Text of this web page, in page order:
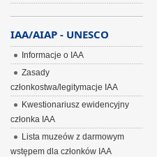
IAA/AIAP - UNESCO
Informacje o IAA
Zasady
członkostwa/legitymacje IAA
Kwestionariusz ewidencyjny
członka IAA
Lista muzeów z darmowym
wstępem dla członków IAA